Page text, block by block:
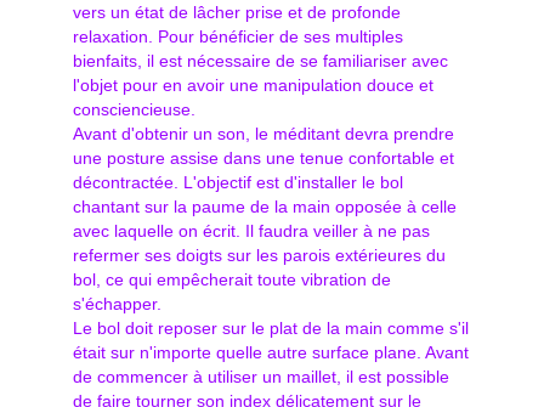
vers un état de lâcher prise et de profonde
relaxation. Pour bénéficier de ses multiples
bienfaits, il est nécessaire de se familiariser avec
l'objet pour en avoir une manipulation douce et
consciencieuse.
Avant d'obtenir un son, le méditant devra prendre
une posture assise dans une tenue confortable et
décontractée. L'objectif est d'installer le bol
chantant sur la paume de la main opposée à celle
avec laquelle on écrit. Il faudra veiller à ne pas
refermer ses doigts sur les parois extérieures du
bol, ce qui empêcherait toute vibration de
s'échapper.
Le bol doit reposer sur le plat de la main comme s'il
était sur n'importe quelle autre surface plane. Avant
de commencer à utiliser un maillet, il est possible
de faire tourner son index délicatement sur le